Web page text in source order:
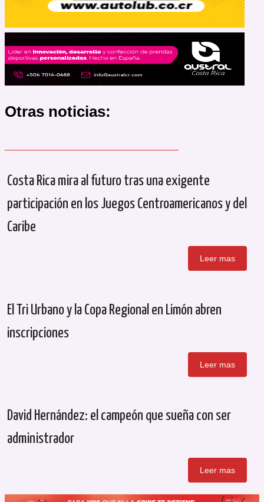
Otras noticias:
Costa Rica mira al futuro tras una exigente
participación en los Juegos Centroamericanos y del
Caribe
Leer mas
El Tri Urbano y la Copa Regional en Limón abren
inscripciones
Leer mas
David Hernández: el campeón que sueña con ser
administrador
Leer mas